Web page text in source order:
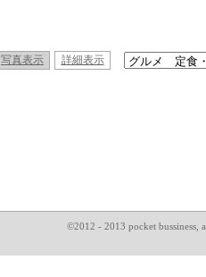
写真表示 詳細表示
©2012 - 2013 pocket bussiness,